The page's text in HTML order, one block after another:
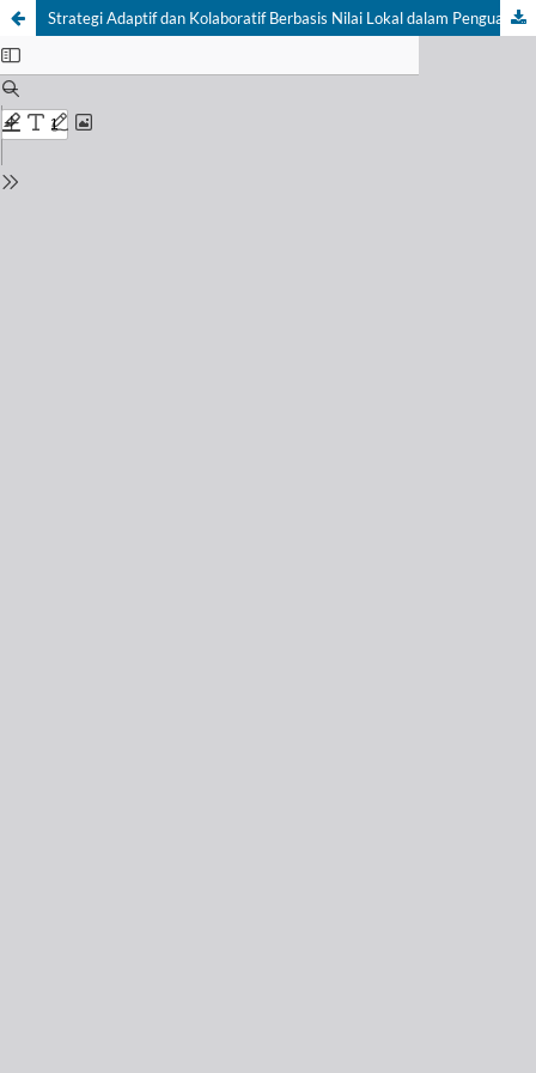
Strategi Adaptif dan Kolaboratif Berbasis Nilai Lokal dalam Penguatan Resiliensi Agribisnis Kopi di Desa Latimojong